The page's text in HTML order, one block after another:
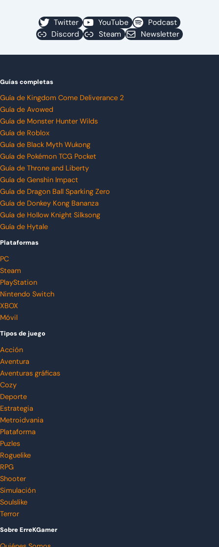
Twitter YouTube
Podcast
Discord
Steam Newsletter
Guías completas
Guía de Kingdom Come Deliverance 2
Guía de Avowed
Guía de Monster Hunter Wilds
Guía de Roblox
Guía de Black Myth Wukong
Guía de Pokémon TCG Pocket
Guía de Throne and Liberty
Guía de Genshin Impact
Guía de Dragon Ball Sparking Zero
Guía de Donkey Kong Bananza
Guía de Hollow Knight Silksong
Guía de Hytale
Plataformas
PC
Steam
PlayStation
Nintendo Switch
XBOX
Móvil
Tipos de juego
Acción
Aventura
Aventuras gráficas
Cozy
Deporte
Estrategia
Metroidvania
Plataforma
Puzles
Roguelike
RPG
Shooter
Simulación
Soulslike
Terror
Sobre ErreKGamer